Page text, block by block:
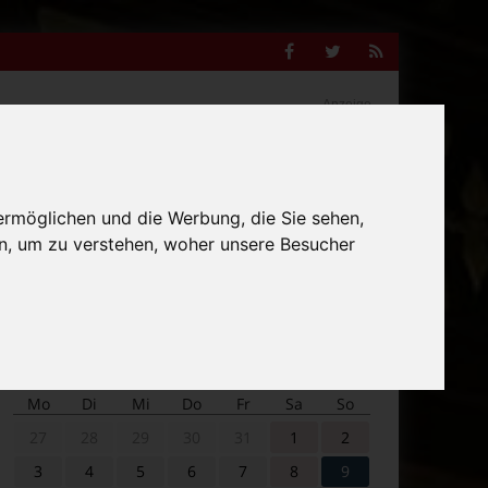
und die Werbung, die Sie sehen,
um zu verstehen, woher unsere Besucher
Facebook
Twitter
Anzeige
Suche
nach:
Mo Di Mi Do Fr Sa
So
1
2
3
4 5 6 7 8
9